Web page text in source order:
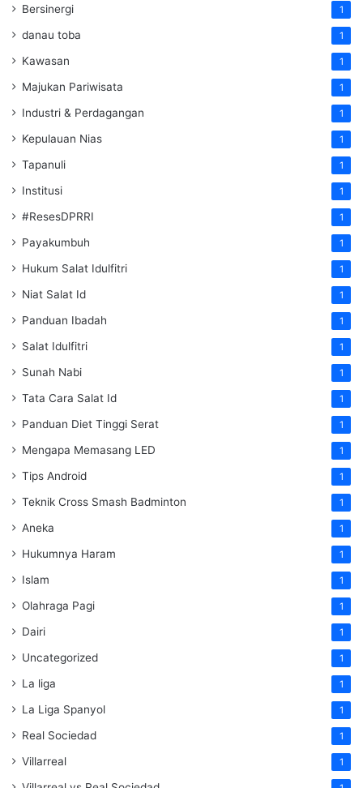
Bersinergi 1
danau toba 1
Kawasan 1
Majukan Pariwisata 1
Industri & Perdagangan 1
Kepulauan Nias 1
Tapanuli 1
Institusi 1
#ResesDPRRI 1
Payakumbuh 1
Hukum Salat Idulfitri 1
Niat Salat Id 1
Panduan Ibadah 1
Salat Idulfitri 1
Sunah Nabi 1
Tata Cara Salat Id 1
Panduan Diet Tinggi Serat 1
Mengapa Memasang LED 1
Tips Android 1
Teknik Cross Smash Badminton 1
Aneka 1
Hukumnya Haram 1
Islam 1
Olahraga Pagi 1
Dairi 1
Uncategorized 1
La liga 1
La Liga Spanyol 1
Real Sociedad 1
Villarreal 1